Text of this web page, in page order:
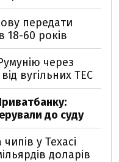
передати
18-60 років
через
вугільних ТЕС
до суду
у Техасі
доларів